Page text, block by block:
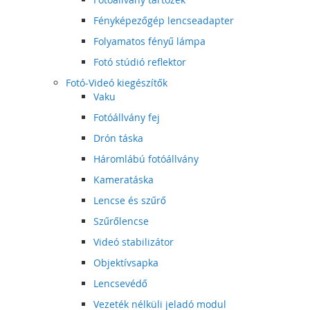
Fényképezőgép lencseadapter
Folyamatos fényű lámpa
Fotó stúdió reflektor
Fotó-Videó kiegészítők
Vaku
Fotóállvány fej
Drón táska
Háromlábú fotóállvány
Kameratáska
Lencse és szűrő
Szűrőlencse
Videó stabilizátor
Objektívsapka
Lencsevédő
Vezeték nélküli jeladó modul